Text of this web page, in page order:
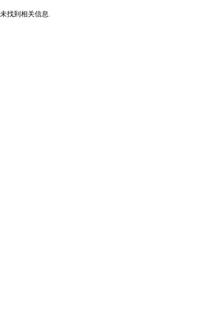
未找到相关信息.